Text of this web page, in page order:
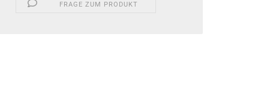
FRAGE ZUM PRODUKT